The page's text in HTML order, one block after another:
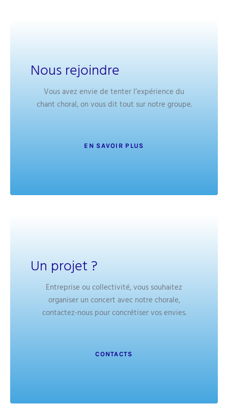
Nous rejoindre
Vous avez envie de tenter l’expérience du
chant choral, on vous dit tout sur notre groupe.
EN SAVOIR PLUS
Un projet ?
Entreprise ou collectivité, vous souhaitez
organiser un concert avec notre chorale,
contactez-nous pour concrétiser vos envies.
CONTACTS